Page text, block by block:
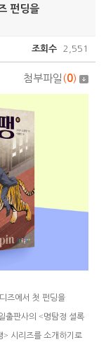
펀딩을
조회수 2,551
첨부파일 (0)
즈에서 첫 펀딩을
출판사의 <명탐정 셜록
> 시리즈를 소개하기로